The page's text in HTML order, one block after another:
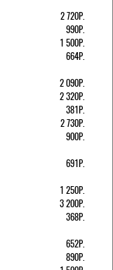
2 720Р.
990Р.
1 500Р.
664Р.
2 090Р.
2 320Р.
381Р.
2 730Р.
900Р.
691Р.
1 250Р.
3 200Р.
368Р.
652Р.
890Р.